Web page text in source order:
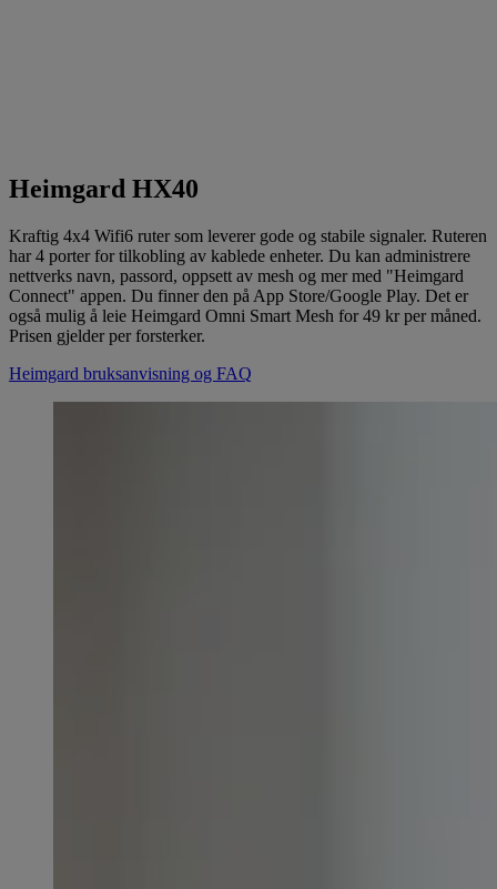
Heimgard HX40
Kraftig 4x4 Wifi6 ruter som leverer gode og stabile signaler. Ruteren
har 4 porter for tilkobling av kablede enheter. Du kan administrere
nettverks navn, passord, oppsett av mesh og mer med "Heimgard
Connect" appen. Du finner den på App Store/Google Play. Det er
også mulig å leie Heimgard Omni Smart Mesh for 49 kr per måned.
Prisen gjelder per forsterker.
Heimgard bruksanvisning og FAQ